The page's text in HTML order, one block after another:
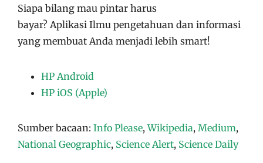
Siapa bilang mau pintar harus
bayar? Aplikasi Ilmu pengetahuan dan informasi
yang membuat Anda menjadi lebih smart!
HP Android
HP iOS (Apple)
Sumber bacaan: Info Please,Wikipedia, Medium,
National Geographic, Science Alert, Science Daily